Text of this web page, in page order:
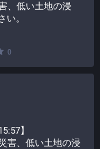
、低い土地の浸
。
0
】
害、低い土地の浸